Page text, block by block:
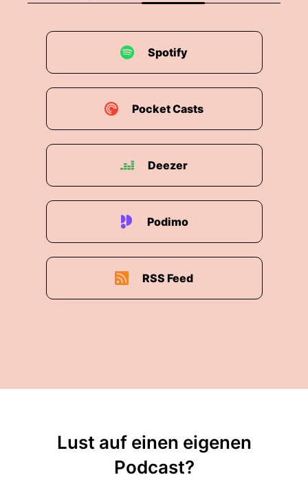
Spotify
Pocket Casts
Deezer
Podimo
RSS Feed
Lust auf einen eigenen
Podcast?